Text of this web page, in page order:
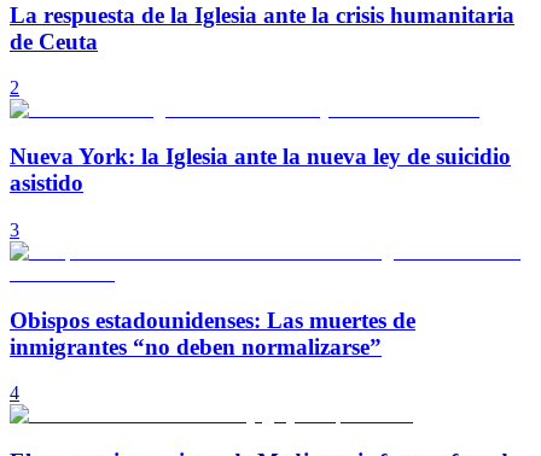
La respuesta de la Iglesia ante la crisis humanitaria
de Ceuta
2
Nueva York: la Iglesia ante la nueva ley de suicidio
asistido
3
Obispos estadounidenses: Las muertes de
inmigrantes “no deben normalizarse”
4